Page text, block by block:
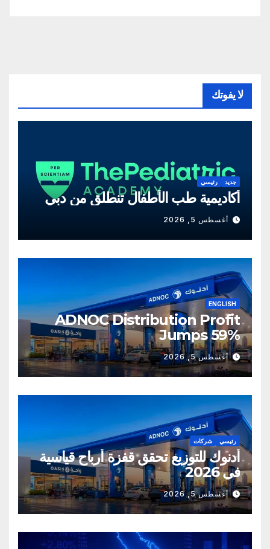
لا يفوتك
جديد رئيسي
أكاديمية طب الأطفال تنطلق من دبي
أغسطس 5, 2026
ENGLISH
ADNOC Distribution Profit
Jumps 59%
أغسطس 5, 2026
رئيسي شركات
أدنوك للتوزيع تحقق قفزة أرباح قياسية
في 2026
أغسطس 5, 2026